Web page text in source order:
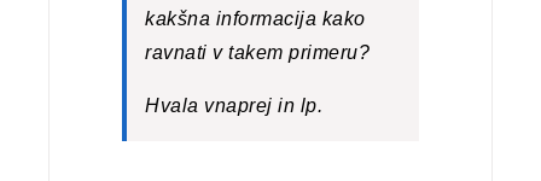
kakšna informacija kako
ravnati v takem primeru?
Hvala vnaprej in lp.